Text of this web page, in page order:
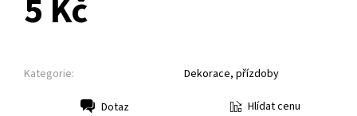
5 Kč
Kategorie: Dekorace, přízdoby
Dotaz Hlídat cenu